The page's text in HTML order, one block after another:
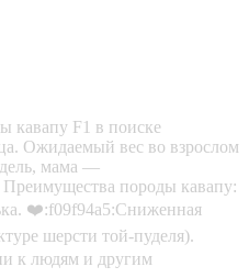
кавапу F1 в поиске
Ожидаемый вес во взрослом
мама —
Преимущества породы кавапу:
❤️‍:f09f94a5:Сниженная
шерсти той‑пуделя).
к людям и другим